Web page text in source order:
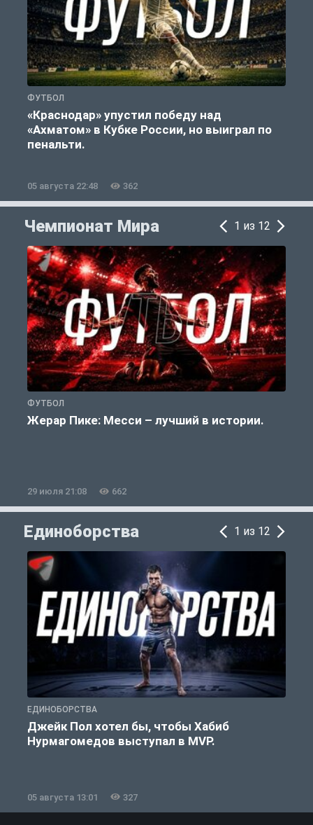
ФУТБОЛ
«Краснодар» упустил победу над
«Ахматом» в Кубке России, но выиграл по
пенальти.
05 августа 22:48 362
Чемпионат Мира 1 из 12
ФУТБОЛ
Жерар Пике: Месси – лучший в истории.
29 июля 21:08 662
Единоборства 1 из 12
ЕДИНОБОРСТВА
Джейк Пол хотел бы, чтобы Хабиб
Нурмагомедов выступал в MVP.
05 августа 13:01 327